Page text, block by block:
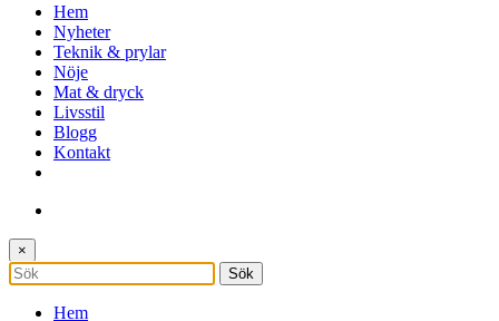
Hem
Nyheter
Teknik & prylar
Nöje
Mat & dryck
Livsstil
Blogg
Kontakt
×
Hem